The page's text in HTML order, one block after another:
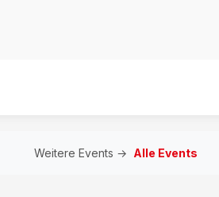
Weitere Events → Alle Events